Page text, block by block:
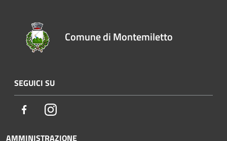
Comune di Montemiletto
SEGUICI SU
FacebookInstagram
AMMINISTRAZIONE